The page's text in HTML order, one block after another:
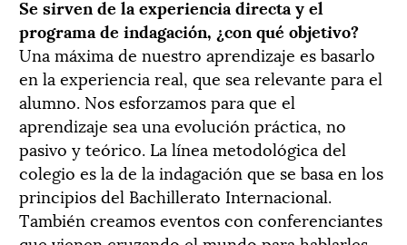
Se sirven de la experiencia directa y el
programa de indagación, ¿con qué objetivo?
Una máxima de nuestro aprendizaje es basarlo
en la experiencia real, que sea relevante para el
alumno. Nos esforzamos para que el
aprendizaje sea una evolución práctica, no
pasivo y teórico. La línea metodológica del
colegio es la de la indagación que se basa en los
principios del Bachillerato Internacional.
También creamos eventos con conferenciantes